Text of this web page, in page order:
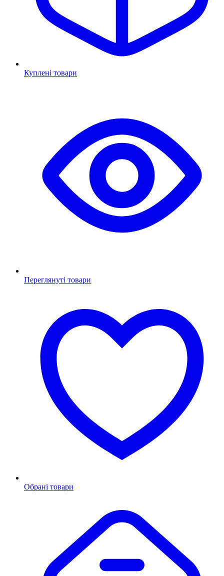
Куплені товари
Переглянуті товари
Обрані товари